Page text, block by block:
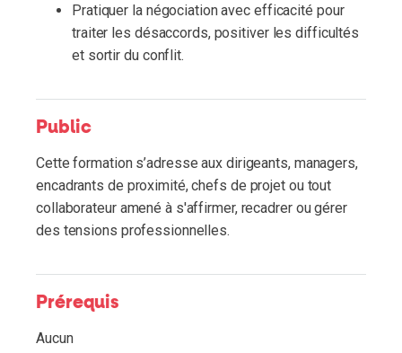
Pratiquer la négociation avec efficacité pour
traiter les désaccords, positiver les difficultés
et sortir du conflit.
Public
Cette formation s’adresse aux dirigeants, managers,
encadrants de proximité, chefs de projet ou tout
collaborateur amené à s'affirmer, recadrer ou gérer
des tensions professionnelles.
Prérequis
Aucun